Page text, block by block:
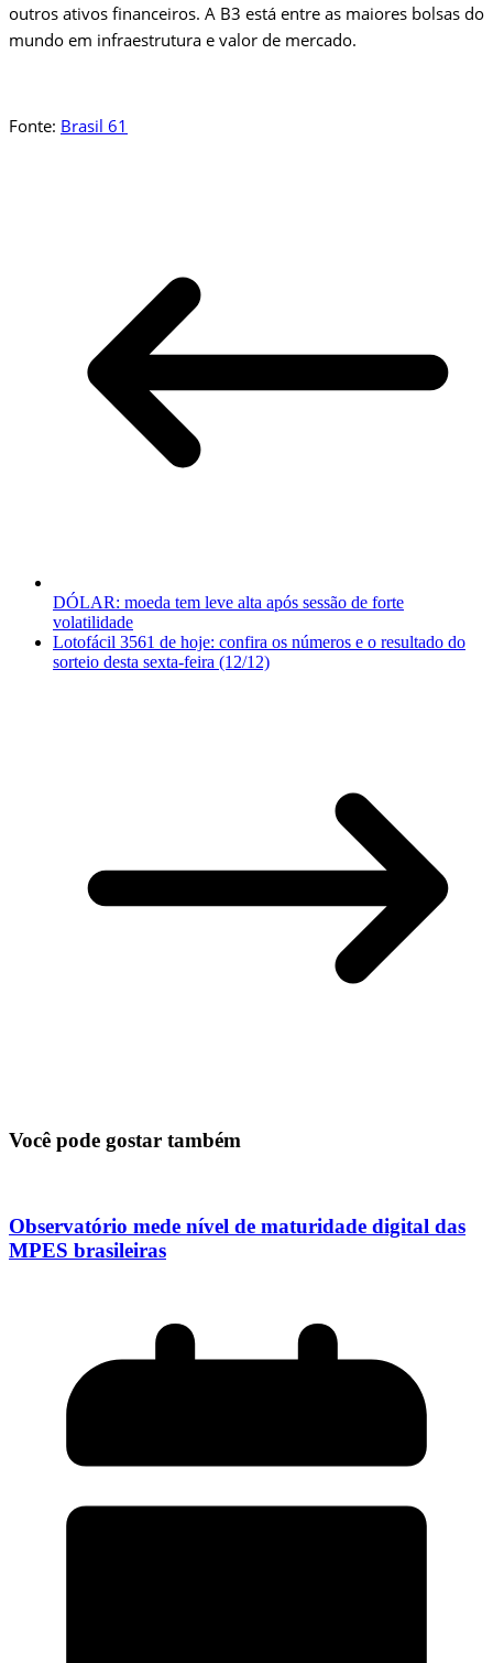
outros ativos financeiros. A B3 está entre as maiores bolsas do
mundo em infraestrutura e valor de mercado.
Fonte: Brasil 61
DÓLAR: moeda tem leve alta após sessão de forte
volatilidade
Lotofácil 3561 de hoje: confira os números e o resultado do
sorteio desta sexta-feira (12/12)
Você pode gostar também
Observatório mede nível de maturidade digital das
MPES brasileiras